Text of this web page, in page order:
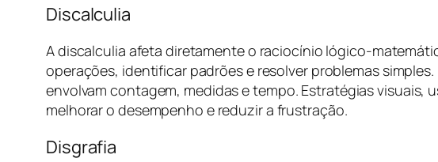
Discalculia
A discalculia afeta diretamente o raciocínio lógico-
operações, identificar padrões e resolver problemas
envolvam contagem, medidas e tempo. Estratégias
melhorar o desempenho e reduzir a frustração.
Disgrafia